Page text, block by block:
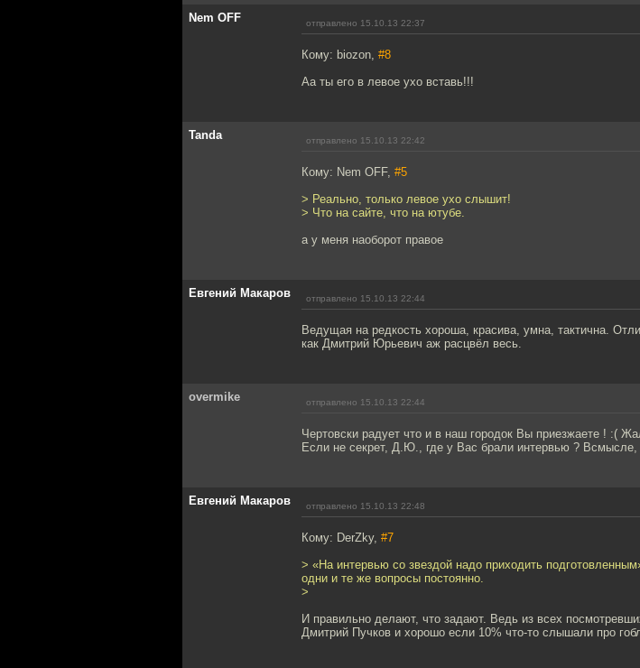
Nem OFF отправлено 15.10.13 22:37
Кому: biozon, #8
Аа ты его в левое ухо вставь!!!
Tanda отправлено 15.10.13 22:42
Кому: Nem OFF, #5
> Реально, только левое ухо слышит!
> Что на сайте, что на ютубе.
а у меня наоборот правое
Евгений Макаров отправлено 15.10.13 22:44
Ведущая на редкость хороша, красива, умна, тактична.
как Дмитрий Юрьевич аж расцвёл весь.
overmike отправлено 15.10.13 22:44
Чертовски радует что и в наш городок Вы приезжаете ! :(
Если не секрет, Д.Ю., где у Вас брали интервью ? Всмысле,
Евгений Макаров отправлено 15.10.13 22:48
Кому: DerZky, #7
> «На интервью со звездой надо приходить
одни и те же вопросы постоянно.
>
И правильно делают, что задают. Ведь из всех
Дмитрий Пучков и хорошо если 10% что-то слышали про